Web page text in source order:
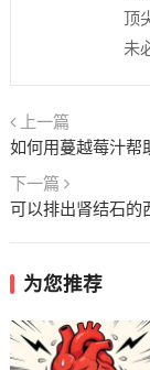
顶
未
上一篇
如何用蔓越莓汁帮
下一篇
可以排出肾结石的
为您推荐